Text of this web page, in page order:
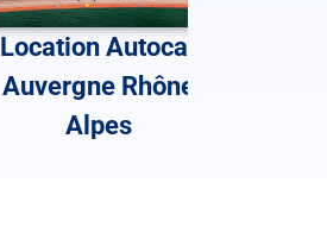
Location Autocar
Auvergne Rhône
Alpes